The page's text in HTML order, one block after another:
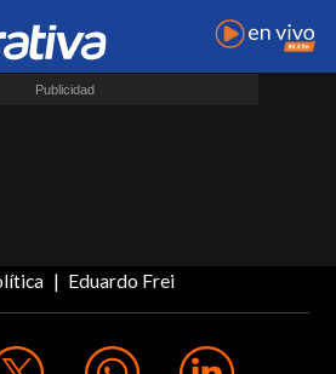
Eduardo Frei